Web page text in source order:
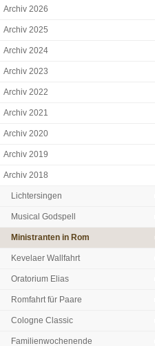
Archiv 2026
Archiv 2025
Archiv 2024
Archiv 2023
Archiv 2022
Archiv 2021
Archiv 2020
Archiv 2019
Archiv 2018
Lichtersingen
Musical Godspell
Ministranten in Rom
Kevelaer Wallfahrt
Oratorium Elias
Romfahrt für Paare
Cologne Classic
Familienwochenende